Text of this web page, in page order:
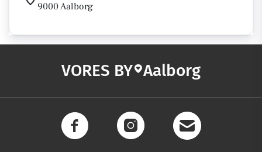
9000 Aalborg
VORES BY Aalborg